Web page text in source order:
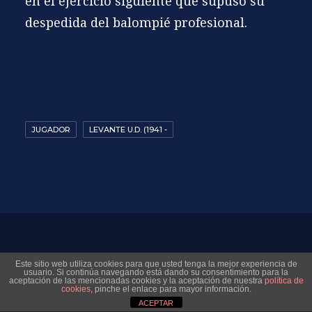
despedida del balompié profesional.
JUGADOR LEVANTE U.D. (1941 -
© 2026 Museo Virtual Levante UD. All rights reserved
Este sitio web utiliza cookies para que usted tenga la mejor experiencia de
usuario. Si continúa navegando está dando su consentimiento para la
aceptación de las mencionadas cookies y la aceptación de nuestra política de
cookies, pinche el enlace para mayor información.
ACEPTAR